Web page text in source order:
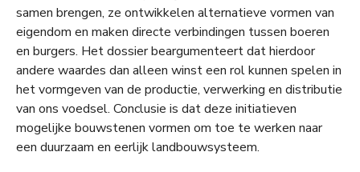
samen brengen, ze ontwikkelen alternatieve vormen van
eigendom en maken directe verbindingen tussen boeren
en burgers. Het dossier beargumenteert dat hierdoor
andere waardes dan alleen winst een rol kunnen spelen in
het vormgeven van de productie, verwerking en distributie
van ons voedsel. Conclusie is dat deze initiatieven
mogelijke bouwstenen vormen om toe te werken naar
een duurzaam en eerlijk landbouwsysteem.